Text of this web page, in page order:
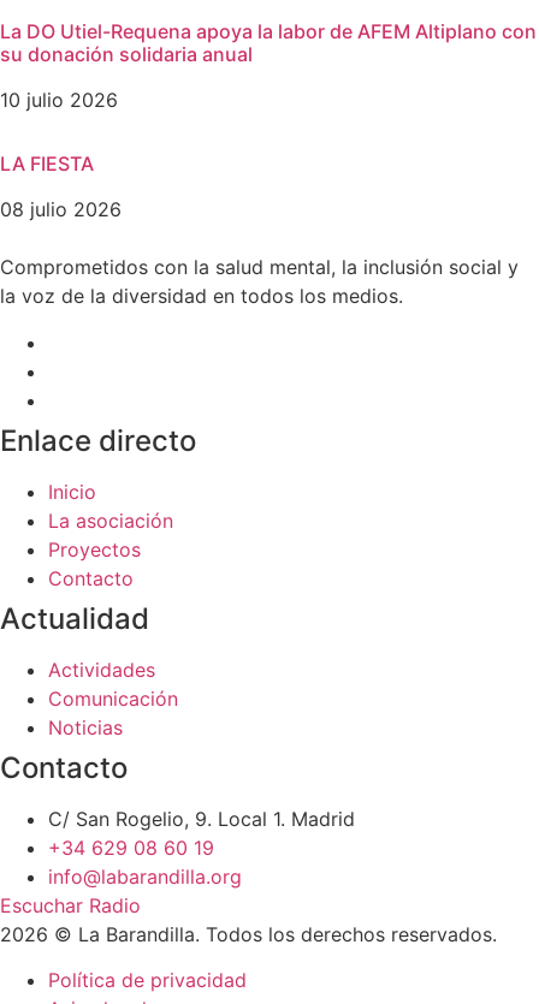
La DO Utiel-Requena apoya la labor de AFEM Altiplano con
su donación solidaria anual
10 julio 2026
LA FIESTA
08 julio 2026
Comprometidos con la salud mental, la inclusión social y
la voz de la diversidad en todos los medios.
Enlace directo
Inicio
La asociación
Proyectos
Contacto
Actualidad
Actividades
Comunicación
Noticias
Contacto
C/ San Rogelio, 9. Local 1. Madrid
+34 629 08 60 19
info@labarandilla.org
Escuchar Radio
2026 © La Barandilla. Todos los derechos reservados.
Política de privacidad